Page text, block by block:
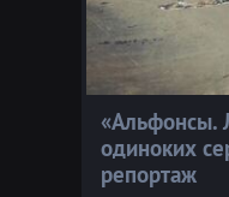
«Альфонсы.
одиноких
репортаж